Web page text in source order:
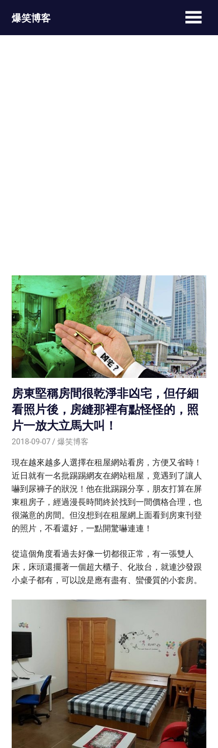
爆笑博客
房東堅稱房間很乾淨非凶宅，但仔細
看照片後，房縫那裡有點怪怪的，照
片一放大立馬大叫！
2018-09-07 爆笑博客
現在越來越多人選擇在租屋網站看房，方便又省時！
近日就有一名批踢踢網友在網站租屋，竟遇到了讓人
嚇到尿褲子的狀況！他在批踢踢分享，朋友打算在屏
東租房子，經過漫長時間終於找到一間價格合理，也
很滿意的房間。但沒想到在租屋網上面看到房東刊登
的照片，不看還好，一點開驚嚇連連！
從這個角度看過去好像一切都很正常，有一張雙人
床，床頭還擺著一個超大櫃子、化妝台，就連沙發跟
小桌子都有，可以說是應有盡有、蠻優質的小套房。